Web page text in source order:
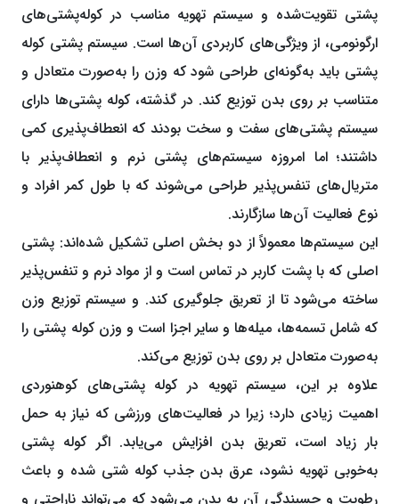
پشتی تقویت‌شده و سیستم تهویه مناسب در کوله‌پشتی‌های
ارگونومی، از ویژگی‌های کاربردی آن‌ها است. سیستم پشتی کوله‌
پشتی باید به‌‌گونه‌ای طراحی شود که وزن را به‌‌صورت متعادل و
متناسب بر روی بدن توزیع کند. در گذشته، کوله‌ پشتی‌ها دارای
سیستم پشتی‌های سفت و سخت بودند که انعطاف‌پذیری کمی
داشتند؛ اما امروزه سیستم‌های پشتی نرم و انعطاف‌پذیر با
متریال‌های تنفس‌پذیر طراحی می‌شوند که با طول کمر افراد و
نوع فعالیت آن‌ها سازگارند.
این سیستم‌ها معمولاً از دو بخش اصلی تشکیل شده‌اند: پشتی
اصلی که با پشت کاربر در تماس است و از مواد نرم و تنفس‌پذیر
ساخته می‌شود تا از تعریق جلوگیری کند. و سیستم توزیع وزن
که شامل تسمه‌ها، میله‌ها و سایر اجزا است و وزن کوله ‌پشتی را
به‌‌صورت متعادل بر روی بدن توزیع می‌کند.
علاوه بر این، سیستم تهویه در کوله ‌پشتی‌های کوهنوردی
اهمیت زیادی دارد؛ زیرا در فعالیت‌های ورزشی که نیاز به حمل
بار زیاد است، تعریق بدن افزایش می‌یابد. اگر کوله‌ پشتی
به‌‌خوبی تهویه نشود، عرق بدن جذب کوله‌ شتی شده و باعث
رطوبت و چسبندگی آن به بدن می‌شود که می‌تواند ناراحتی و